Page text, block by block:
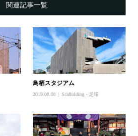
関連記事一覧
鳥栖スタジアム
2019.08.08 Scaffolding - 足場